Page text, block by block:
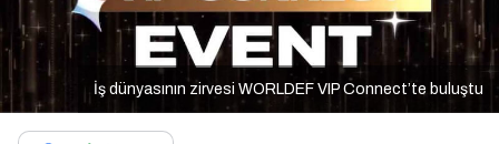
İş dünyasının zirvesi WORLDEF VIP Connect’te buluştu